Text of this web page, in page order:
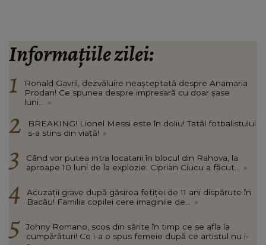
Informațiile zilei:
Ronald Gavril, dezvăluire neașteptată despre Anamaria
Prodan! Ce spunea despre impresară cu doar șase
luni... »
BREAKING! Lionel Messi este în doliu! Tatăl fotbalistului
s-a stins din viață! »
Când vor putea intra locatarii în blocul din Rahova, la
aproape 10 luni de la explozie. Ciprian Ciucu a făcut... »
Acuzații grave după găsirea fetiței de 11 ani dispărute în
Bacău! Familia copilei cere imaginile de... »
Johny Romano, scos din sărite în timp ce se afla la
cumpărături! Ce i-a o spus femeie după ce artistul nu i-